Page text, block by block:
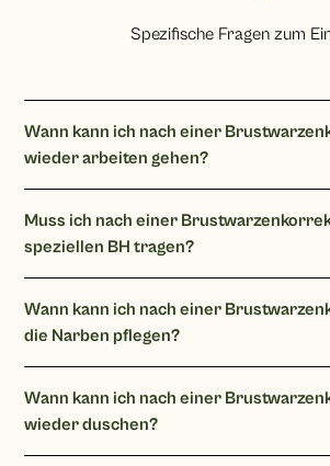
Spezifische Fragen zum
Wann kann ich nach einer
wieder arbeiten gehen?
wieder arbeiten gehen. Bei schwerer
planen Sie circa 1 Wochen ein.
Muss ich nach einer
speziellen BH tragen?
Wochen zutragen.
Wann kann ich nach einer
die Narben pflegen?
beginnen. Direkte Sonne sollten Sie für
vermeiden um eine Verfärbung der
Meist werden Silikonhaltige Salben/Gels
Wann kann ich nach einer
wieder duschen?